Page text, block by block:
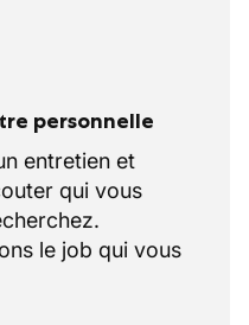
personnelle
entretien et
qui vous
le job qui vous